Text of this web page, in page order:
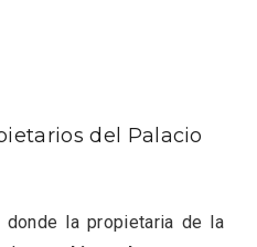
del Palacio
donde la propietaria de la